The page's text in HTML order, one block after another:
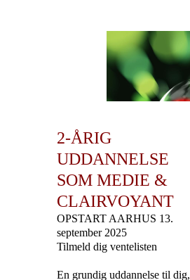
2-ÅRIG
UDDANNELSE
SOM MEDIE &
CLAIRVOYANT
OPSTART AARHUS 13.
september 2025
Tilmeld dig ventelisten
En grundig uddannelse til dig,